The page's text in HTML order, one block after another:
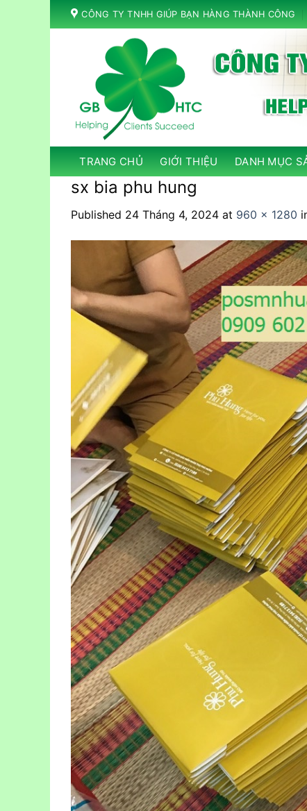
Skip
to
CÔNG TY TNHH GIÚP BẠN HÀNG THÀNH CÔNG
TRANG CHỦ GIỚI THIỆU DANH MỤC
sx bia phu hung
Published 24 Tháng 4, 2024 at 960 × 1280